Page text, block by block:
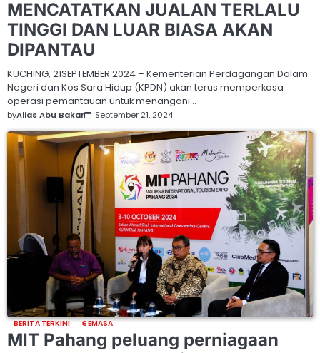
MENCATATKAN JUALAN TERLALU
TINGGI DAN LUAR BIASA AKAN
DIPANTAU
KUCHING, 21SEPTEMBER 2024 – Kementerian Perdagangan Dalam
Negeri dan Kos Sara Hidup (KPDN) akan terus memperkasa
operasi pemantauan untuk menangani…
byAlias Abu Bakar September 21, 2024
BERITA TERKINI SEMASA
MIT Pahang peluang perniagaan